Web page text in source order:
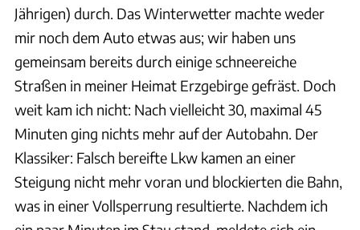
Jährigen) durch. Das Winterwetter machte weder
mir noch dem Auto etwas aus; wir haben uns
gemeinsam bereits durch einige schneereiche
Straßen in meiner Heimat Erzgebirge gefräst. Doch
weit kam ich nicht: Nach vielleicht 30, maximal 45
Minuten ging nichts mehr auf der Autobahn. Der
Klassiker: Falsch bereifte Lkw kamen an einer
Steigung nicht mehr voran und blockierten die Bahn,
was in einer Vollsperrung resultierte. Nachdem ich